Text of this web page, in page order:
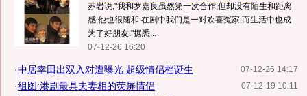
苏岩说,"我和罗嘉良虽然第一次合作,但却没有陌生和距离
感,他也很随和.在剧中我们是一对欢喜冤家,而生活中也成
为了好朋友."据悉...
07-12-26 16:20
07-12-26 14:17
·中居幸田出双入对遭曝光 超级情侣档诞生
07-12-19 10:11
·组图:港剧最具夫妻相的荧屏情侣